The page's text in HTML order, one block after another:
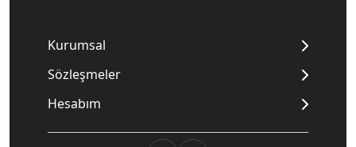
Kurumsal
Sözleşmeler
Hesabım